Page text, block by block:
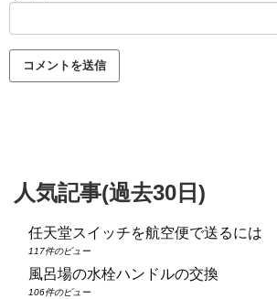
人気記事(過去30日)
任天堂スイッチを航空便で送るには
117件のビュー
風呂場の水栓ハンドルの交換
106件のビュー